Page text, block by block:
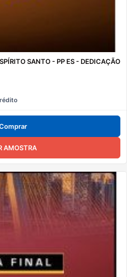
SANTO - PP ES - DEDICAÇÃO
AMOSTRA